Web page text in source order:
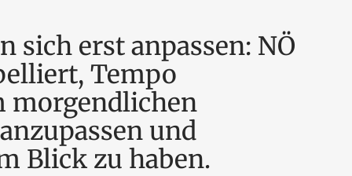
sich erst anpassen: NÖ
Tempo
morgendlichen
und
Blick zu haben.